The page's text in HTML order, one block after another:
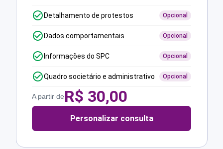
Detalhamento de protestos Opcional
Dados comportamentais Opcional
Informações do SPC Opcional
Quadro societário e administrativo Opcional
A partir deR$ 30,00
Personalizar consulta